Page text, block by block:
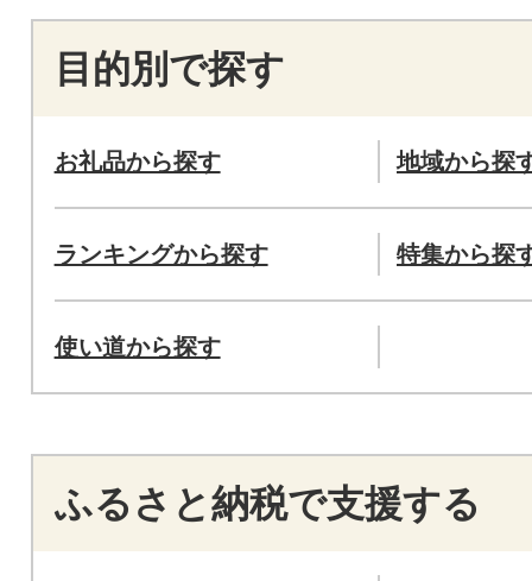
目的別で探す
お礼品から探す 地域から探
ランキングから探す 特集から探
使い道から探す
ふるさと納税で支援する